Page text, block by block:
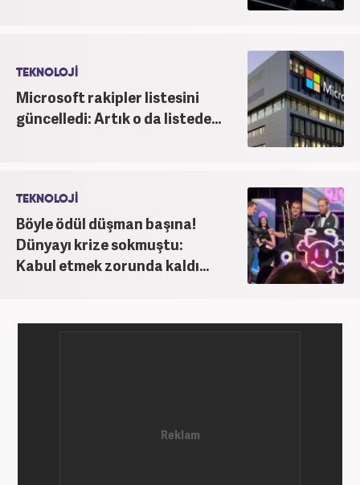
TEKNOLOJİ
Microsoft rakipler listesini
güncelledi: Artık o da listede...
TEKNOLOJİ
Böyle ödül düşman başına!
Dünyayı krize sokmuştu:
Kabul etmek zorunda kaldı...